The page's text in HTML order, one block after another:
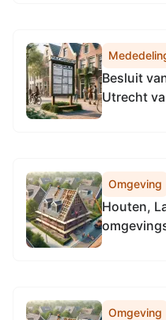
Besluit
Utrecht
Omgeving
Houten,
Omgeving